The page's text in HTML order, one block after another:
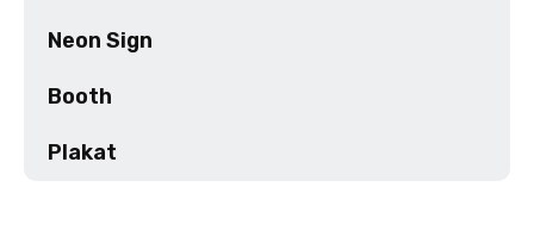
Neon Sign
Booth
Plakat